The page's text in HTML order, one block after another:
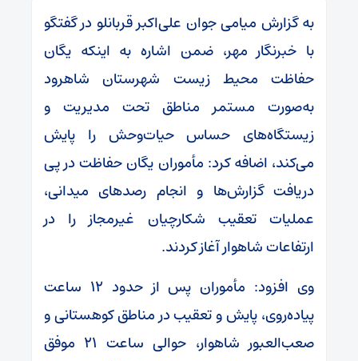
به گزارش میامی جوان علی‌اکبر قربانلو در گفتگو
با خبرنگار مهر، ضمن اشاره به اینکه یگان
حفاظت محیط زیست شهرستان شاهرود
به‌صورت مستمر مناطق تحت مدیریت و
زیستگاه‌های حساس حیات‌وحش را پایش
می‌کند، اضافه کرد: مأموران یگان حفاظت در پی
دریافت گزارش‌ها و انجام رصدهای میدانی،
عملیات تعقیب شکارچیان غیرمجاز را در
ارتفاعات شاهوار آغاز کردند.
وی افزود: مأموران پس از حدود ۱۲ ساعت
پیاده‌روی، پایش و تعقیب در مناطق کوهستانی و
صعب‌العبور شاهوار، حوالی ساعت ۲۱ موفق